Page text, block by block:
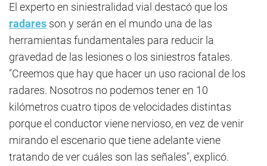
El experto en siniestralidad vial destacó que los
radares son y serán en el mundo una de las
herramientas fundamentales para reducir la
gravedad de las lesiones o los siniestros fatales.
"Creemos que hay que hacer un uso racional de los
radares. Nosotros no podemos tener en 10
kilómetros cuatro tipos de velocidades distintas
porque el conductor viene nervioso, en vez de venir
mirando el escenario que tiene adelante viene
tratando de ver cuáles son las señales", explicó.